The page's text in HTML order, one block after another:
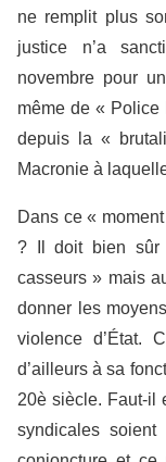
ne remplit plus
justice n’a
novembre pour
même de «
depuis la «
Macronie à
Dans ce «
? Il doit bien sûr
casseurs » mais
donner les
violence d’État.
d’ailleurs à sa
20è siècle. Faut-il
syndicales soient